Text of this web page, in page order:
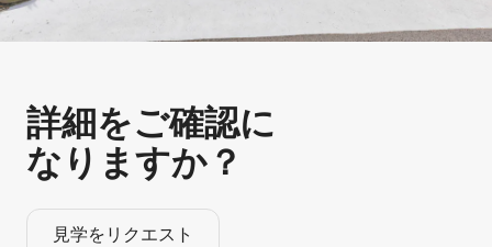
詳細をご確認に
なりますか？
見学をリクエスト